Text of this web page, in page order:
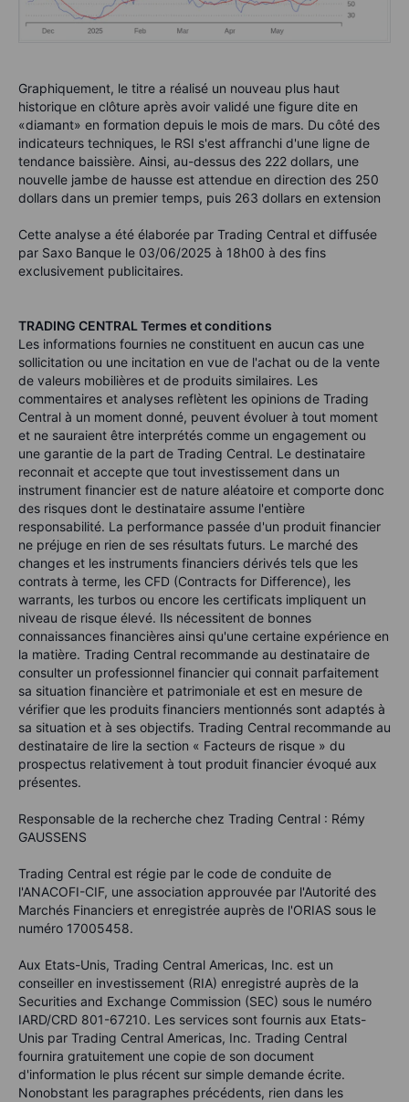
Graphiquement, le titre a réalisé un nouveau plus haut
historique en clôture après avoir validé une figure dite en
«diamant» en formation depuis le mois de mars. Du côté des
indicateurs techniques, le RSI s'est affranchi d'une ligne de
tendance baissière. Ainsi, au-dessus des 222 dollars, une
nouvelle jambe de hausse est attendue en direction des 250
dollars dans un premier temps, puis 263 dollars en extension
Cette analyse a été élaborée par Trading Central et diffusée
par Saxo Banque le 03/06/2025 à 18h00 à des fins
exclusivement publicitaires.
TRADING CENTRAL Termes et conditions
Les informations fournies ne constituent en aucun cas une
sollicitation ou une incitation en vue de l'achat ou de la vente
de valeurs mobilières et de produits similaires. Les
commentaires et analyses reflètent les opinions de Trading
Central à un moment donné, peuvent évoluer à tout moment
et ne sauraient être interprétés comme un engagement ou
une garantie de la part de Trading Central. Le destinataire
reconnait et accepte que tout investissement dans un
instrument financier est de nature aléatoire et comporte donc
des risques dont le destinataire assume l'entière
responsabilité. La performance passée d'un produit financier
ne préjuge en rien de ses résultats futurs. Le marché des
changes et les instruments financiers dérivés tels que les
contrats à terme, les CFD (Contracts for Difference), les
warrants, les turbos ou encore les certificats impliquent un
niveau de risque élevé. Ils nécessitent de bonnes
connaissances financières ainsi qu'une certaine expérience en
la matière. Trading Central recommande au destinataire de
consulter un professionnel financier qui connait parfaitement
sa situation financière et patrimoniale et est en mesure de
vérifier que les produits financiers mentionnés sont adaptés à
sa situation et à ses objectifs. Trading Central recommande au
destinataire de lire la section « Facteurs de risque » du
prospectus relativement à tout produit financier évoqué aux
présentes.
Responsable de la recherche chez Trading Central : Rémy
GAUSSENS
Trading Central est régie par le code de conduite de
l'ANACOFI-CIF, une association approuvée par l'Autorité des
Marchés Financiers et enregistrée auprès de l'ORIAS sous le
numéro 17005458.
Aux Etats-Unis, Trading Central Americas, Inc. est un
conseiller en investissement (RIA) enregistré auprès de la
Securities and Exchange Commission (SEC) sous le numéro
IARD/CRD 801-67210. Les services sont fournis aux Etats-
Unis par Trading Central Americas, Inc. Trading Central
fournira gratuitement une copie de son document
d'information le plus récent sur simple demande écrite.
Nonobstant les paragraphes précédents, rien dans les